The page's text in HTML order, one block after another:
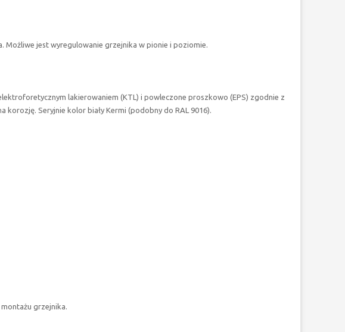
Możliwe jest wyregulowanie grzejnika w pionie i poziomie.
lakierowaniem (KTL) i powleczone proszkowo (EPS) zgodnie z
Seryjnie kolor biały Kermi (podobny do RAL 9016).
grzejnika.